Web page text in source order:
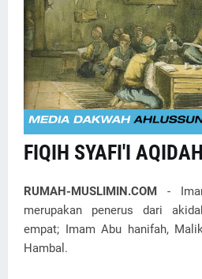
FIQIH SYAFI'I
RUMAH-MUSLIMIN.COM -
merupakan penerus dari
empat; Imam Abu hanifah,
Hambal.